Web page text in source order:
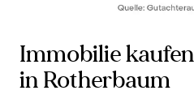
Immobilie
in Rotherbaum